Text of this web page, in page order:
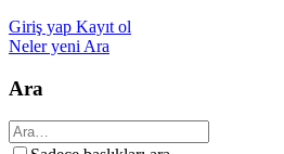
Giriş yap Kayıt ol
Neler yeni Ara
Ara